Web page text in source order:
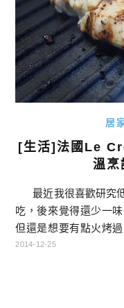
居
[生活]法國Le
溫烹
最近我很喜歡研究低
吃，後來覺得還少一
但還是想要有點火烤
只是人的慾望無窮。然
2014-12-25